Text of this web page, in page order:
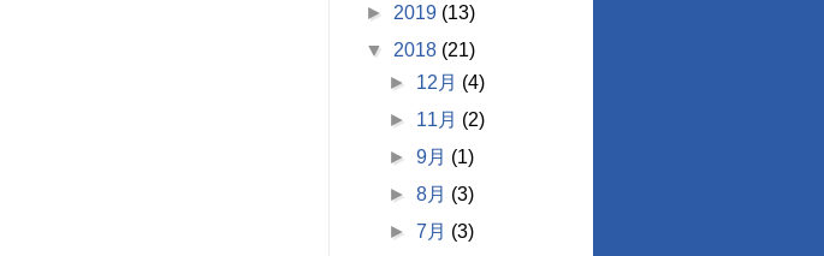
► 2019 (13)
▼ 2018 (21)
► 12月 (4)
► 11月 (2)
►9月 (1)
►8月 (3)
►7月 (3)